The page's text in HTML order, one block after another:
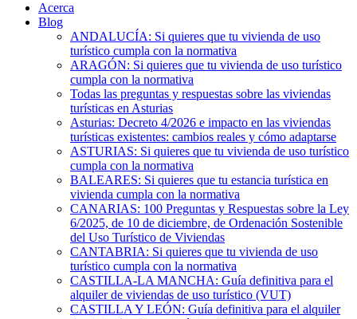
Acerca
Blog
ANDALUCÍA: Si quieres que tu vivienda de uso
turístico cumpla con la normativa
ARAGÓN: Si quieres que tu vivienda de uso turístico
cumpla con la normativa
Todas las preguntas y respuestas sobre las viviendas
turísticas en Asturias
Asturias: Decreto 4/2026 e impacto en las viviendas
turísticas existentes: cambios reales y cómo adaptarse
ASTURIAS: Si quieres que tu vivienda de uso turístico
cumpla con la normativa
BALEARES: Si quieres que tu estancia turística en
vivienda cumpla con la normativa
CANARIAS: 100 Preguntas y Respuestas sobre la Ley
6/2025, de 10 de diciembre, de Ordenación Sostenible
del Uso Turístico de Viviendas
CANTABRIA: Si quieres que tu vivienda de uso
turístico cumpla con la normativa
CASTILLA-LA MANCHA: Guía definitiva para el
alquiler de viviendas de uso turístico (VUT)
CASTILLA Y LEÓN: Guía definitiva para el alquiler